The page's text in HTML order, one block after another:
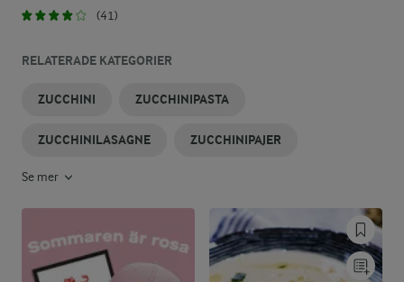
(41)
RELATERADE KATEGORIER
ZUCCHINI ZUCCHINIPASTA
ZUCCHINILASAGNE ZUCCHINIPAJER
Se mer